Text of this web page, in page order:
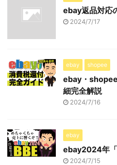
ebay返品対応
2024/7/17
ebay shopee
ebay・
細完全解説
2024/7/16
ebay
ebay2024年
2024/7/15